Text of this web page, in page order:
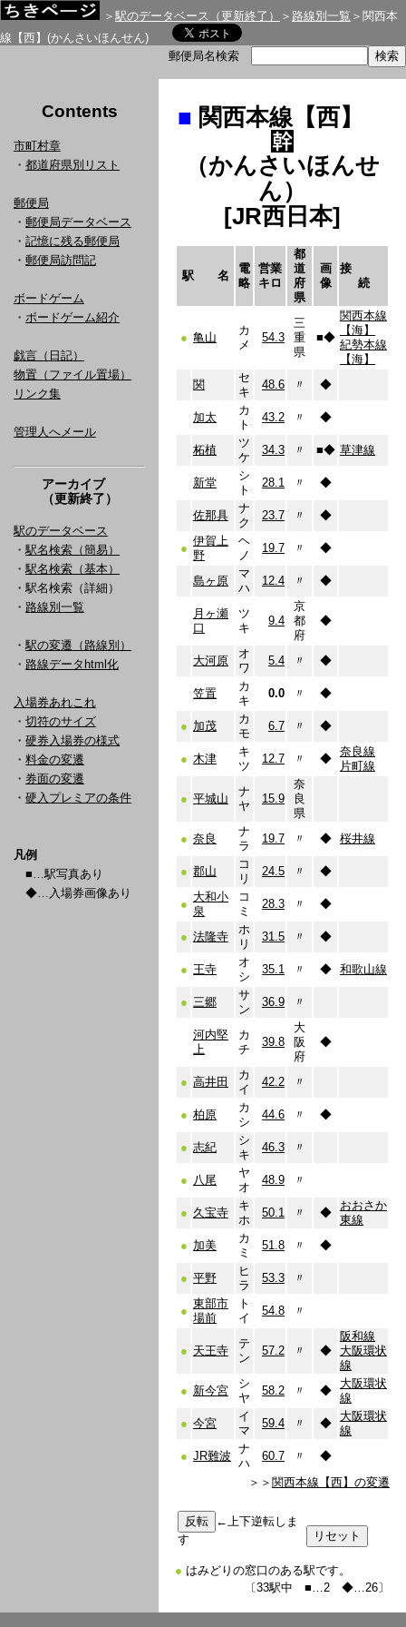
＞ 駅のデータベース（更新終了） ＞ 路線別一覧 ＞関西本
線【西】(かんさいほんせん)
郵便局名検索
Contents
市町村章
・ 都道府県別リスト
郵便局
・ 郵便局データベース
・ 記憶に残る郵便局
・ 郵便局訪問記
ボードゲーム
・ ボードゲーム紹介
戯言（日記）
物置（ファイル置場）
リンク集
管理人へメール
アーカイブ
（更新終了）
駅のデータベース
・ 駅名検索（簡易）
・ 駅名検索（基本）
・駅名検索（詳細）
・ 路線別一覧
・ 駅の変遷（路線別）
・ 路線データhtml化
入場券あれこれ
・ 切符のサイズ
・ 硬券入場券の様式
・ 料金の変遷
・ 券面の変遷
・ 硬入プレミアの条件
凡例
■…駅写真あり
◆…入場券画像あり
■ 関西本線【西】
（かんさいほんせ
ん）
[JR西日本]
駅 名
電
略
営業
キロ
都
道
府
県
画
像
接
続
● 亀山
カ
メ
54.3
三
重
県
■◆
関西本線
【海】
紀勢本線
【海】
関
セ
キ
48.6 〃 ◆
加太
カ
ト
43.2 〃 ◆
柘植
ツ
ケ
34.3 〃 ■◆ 草津線
新堂
シ
ト
28.1 〃 ◆
佐那具
ナ
ク
23.7 〃 ◆
●
伊賀上
野
ヘ
ノ
19.7 〃 ◆
島ヶ原
マ
ハ
12.4 〃 ◆
月ヶ瀬
口
ツ
キ
9.4
京
都
府
◆
大河原
オ
ワ
5.4 〃 ◆
笠置
カ
キ
0.0 〃 ◆
● 加茂
カ
モ
6.7 〃 ◆
● 木津
キ
ツ
12.7 〃 ◆
奈良線
片町線
● 平城山
ナ
ヤ
15.9
奈
良
県
● 奈良
ナ
ラ
19.7 〃 ◆ 桜井線
● 郡山
コ
リ
24.5 〃 ◆
●
大和小
泉
コ
ミ
28.3 〃 ◆
● 法隆寺
ホ
リ
31.5 〃 ◆
● 王寺
オ
シ
35.1 〃 ◆ 和歌山線
● 三郷
サ
ン
36.9 〃
河内堅
上
カ
チ
39.8
大
阪
府
◆
● 高井田
カ
イ
42.2 〃
● 柏原
カ
シ
44.6 〃 ◆
● 志紀
シ
キ
46.3 〃
● 八尾
ヤ
オ
48.9 〃
● 久宝寺
キ
ホ
50.1 〃 ◆
おおさか
東線
● 加美
カ
ミ
51.8 〃 ◆
● 平野
ヒ
ラ
53.3 〃
●
東部市
場前
ト
イ
54.8 〃
● 天王寺
テ
ン
57.2 〃 ◆
阪和線
大阪環状
線
● 新今宮
シ
ヤ
58.2 〃 ◆
大阪環状
線
● 今宮
イ
マ
59.4 〃 ◆
大阪環状
線
● JR難波
ナ
ハ
60.7 〃
◆
＞＞ 関西本線【西】の変遷
←上下逆転しま
す
● はみどりの窓口のある駅です。
〔33駅中 ■…2 ◆…26〕